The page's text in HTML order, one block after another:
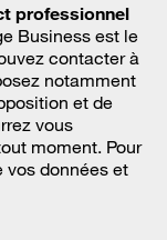
professionnel
Business est le
contacter à
notamment
et de
vous
moment. Pour
vos données et